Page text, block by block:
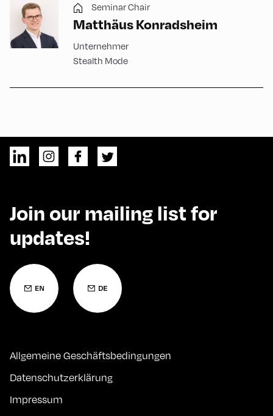
Seminar Chair
Matthäus Konradsheim
Unternehmer
Stealth Mode
Join our mailing list for
updates!
Allgemeine Geschäftsbedingungen
Datenschutzerklärung
Impressum